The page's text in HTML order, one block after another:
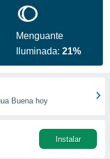
Menguante
Iluminada:21%
Buena hoy
Instalar